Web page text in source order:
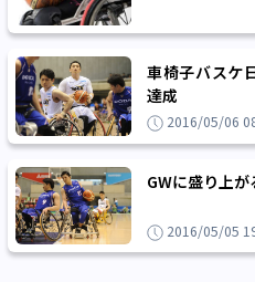
車椅子バスケ
達成
2016/05/06
GWに盛り上
2016/05/05